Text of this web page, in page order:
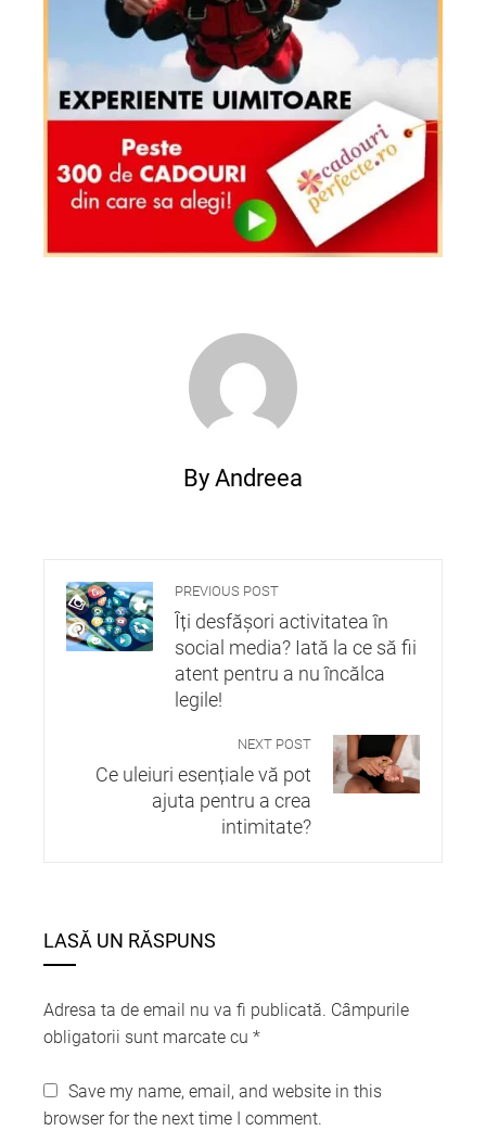
By Andreea
PREVIOUS POST
Îți desfășori activitatea în
social media? Iată la ce să fii
atent pentru a nu încălca
legile!
NEXT POST
Ce uleiuri esențiale vă pot
ajuta pentru a crea
intimitate?
LASĂ UN RĂSPUNS
Adresa ta de email nu va fi publicată. Câmpurile
obligatorii sunt marcate cu *
Save my name, email, and website in this
browser for the next time I comment.